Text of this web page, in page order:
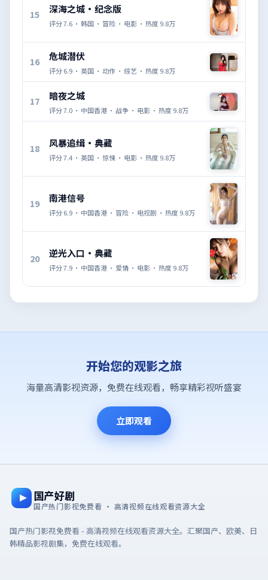
15 深海之城·纪念版
评分7.6 · 韩国 · 冒险 · 电影 · 热度9.8万
16 危城潜伏
评分6.9 · 英国 · 动作 · 综艺 · 热度9.8万
17 暗夜之城
评分7.0 · 中国香港 · 战争 · 电影 · 热度9.8万
18 风暴追缉·典藏
评分7.4 · 英国 · 惊悚 · 电影 · 热度9.8万
19 南港信号
评分6.9 · 中国香港 · 冒险 · 电视剧 · 热度9.8万
20 逆光入口·典藏
评分7.9 · 中国香港 · 爱情 · 电影 · 热度9.8万
开始您的观影之旅
海量高清影视资源，免费在线观看，畅享精彩视听盛宴
立即观看
国产好剧
国产热门影视免费看 · 高清视频在线观看资源大全
国产热门影视免费看 - 高清视频在线观看资源大全。汇聚国产、欧美、日
韩精品影视剧集，免费在线观看。